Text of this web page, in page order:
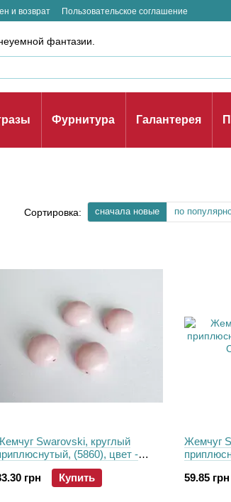
и возврат
Пользовательское соглашение
фантазии.
Фурнитура Галантерея
Сортировка: сначала новые по
Swarovski, круглый
(5860), цвет -
Pastel Rose, 10 мм
грн
Купить
Жемчуг
59.85 грн